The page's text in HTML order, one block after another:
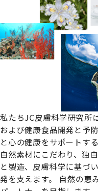
私たちJC皮膚科学研究所は
および健康食品開発と予
と心の健康をサポートす
自然素材にこだわり、独
と製造、皮膚科学に基づ
発を支えます。 自然の恵